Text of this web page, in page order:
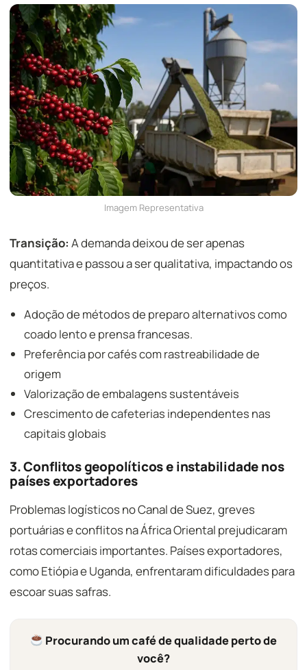
Imagem Representativa
Transição: A demanda deixou de ser apenas
quantitativa e passou a ser qualitativa, impactando os
preços.
Adoção de métodos de preparo alternativos como
coado lento e prensa francesas.
Preferência por cafés com rastreabilidade de
origem
Valorização de embalagens sustentáveis
Crescimento de cafeterias independentes nas
capitais globais
3. Conflitos geopolíticos e instabilidade nos
países exportadores
Problemas logísticos no Canal de Suez, greves
portuárias e conflitos na África Oriental prejudicaram
rotas comerciais importantes. Países exportadores,
como Etiópia e Uganda, enfrentaram dificuldades para
escoar suas safras.
Procurando um café de qualidade perto de
você?